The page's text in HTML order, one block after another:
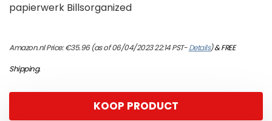
papierwerk Billsorganized
Amazon.nl Price:€35.96(as of 06/04/2023 22:14 PST-Details)&FREE
Shipping.
KOOP PRODUCT